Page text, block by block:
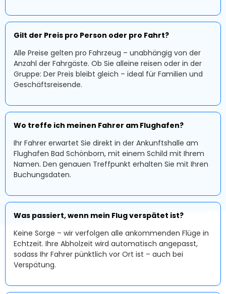
Gilt der Preis pro Person oder pro Fahrt?
Alle Preise gelten pro Fahrzeug – unabhängig von der
Anzahl der Fahrgäste. Ob Sie alleine reisen oder in der
Gruppe: Der Preis bleibt gleich – ideal für Familien und
Geschäftsreisende.
Wo treffe ich meinen Fahrer am Flughafen?
Ihr Fahrer erwartet Sie direkt in der Ankunftshalle am
Flughafen Bad Schönborn, mit einem Schild mit Ihrem
Namen. Den genauen Treffpunkt erhalten Sie mit Ihren
Buchungsdaten.
Was passiert, wenn mein Flug verspätet ist?
Keine Sorge – wir verfolgen alle ankommenden Flüge in
Echtzeit. Ihre Abholzeit wird automatisch angepasst,
sodass Ihr Fahrer pünktlich vor Ort ist – auch bei
Verspätung.